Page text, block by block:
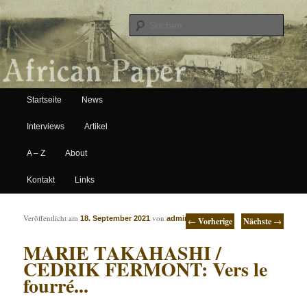
African Paper
Hauptmenü
Zum Inhalt wechseln
Zum sekundären Inhalt wechseln
Startseite News
Interviews Artikel
A – Z About
Kontakt Links
Artikelnavigation ← Vorherige Nächste →
MARIE TAKAHASHI /
CEDRIK FERMONT: Vers le
fourré​.​.​.
Veröffentlicht am18. September 2021 vonadmin